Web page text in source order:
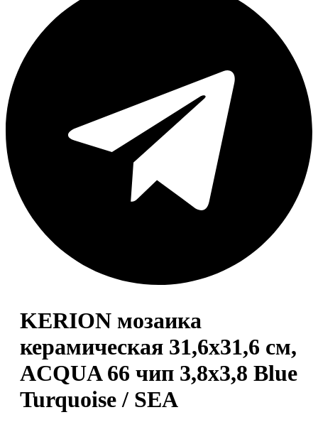
KERION мозаика
керамическая 31,6х31,6 см,
ACQUA 66 чип 3,8х3,8 Blue
Turquoise / SEA